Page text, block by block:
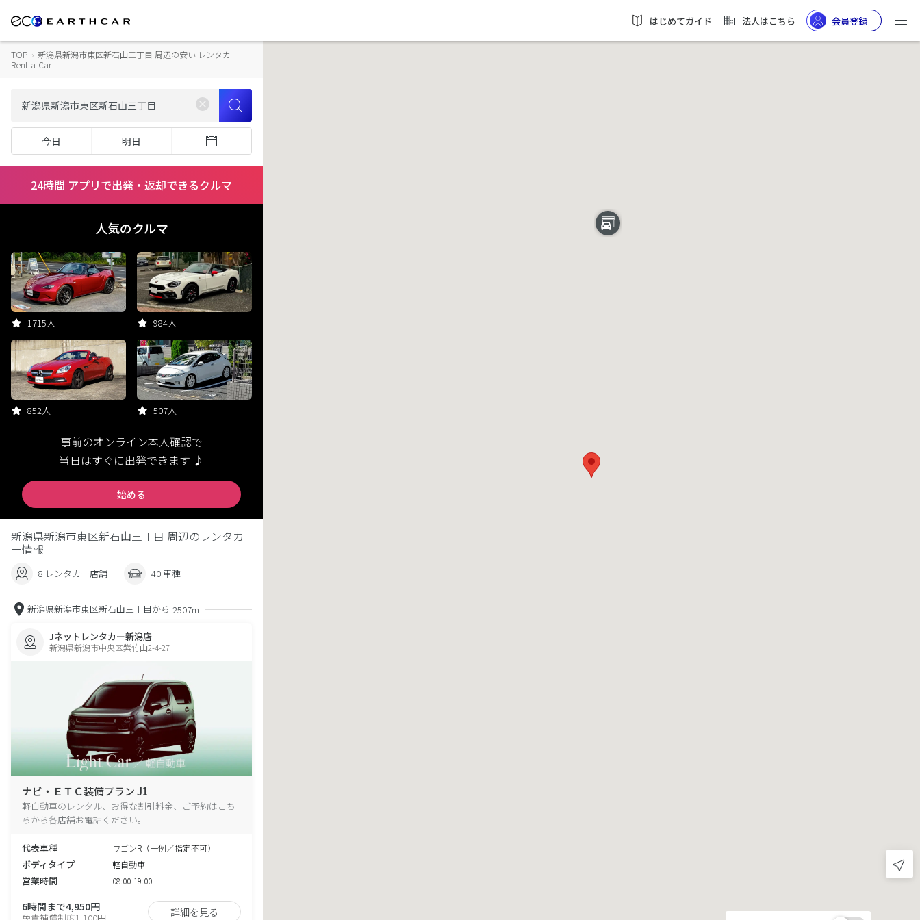
はじめてガイド 法人はこちら 会員登録
TOP › 新潟県新潟市東区新石山三丁目 周辺の安い レンタカー
Rent-a-Car
今日 明日
24時間 アプリで出発・返却できるクルマ
人気のクルマ
1715人 984人
852人 507人
事前のオンライン本人確認で
当日はすぐに出発できます ♪
始める
新潟県新潟市東区新石山三丁目 周辺のレンタカ
ー情報
8 レンタカー店舗 40 車種
新潟県新潟市東区新石山三丁目から 2507m
Jネットレンタカー新潟店
新潟県新潟市中央区紫竹山2-4-27
ナビ・ＥＴＣ装備プラン J1
軽自動車のレンタル、お得な割引料金、ご予約はこち
らから各店舗お電話ください。
代表車種 ワゴンR（一例／指定不可）
ボディタイプ 軽自動車
営業時間 08:00-19:00
6時間まで4,950円
免責補償制度1,100円 詳細を見る